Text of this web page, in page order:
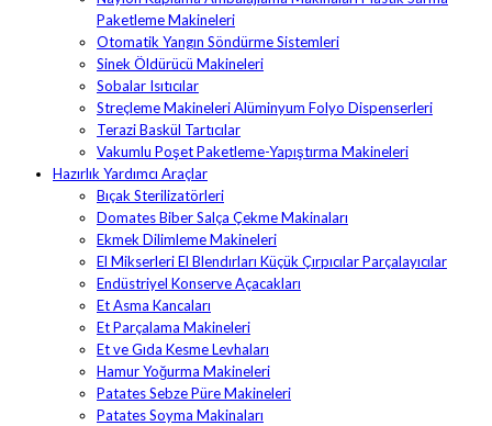
Paketleme Makineleri
Otomatik Yangın Söndürme Sistemleri
Sinek Öldürücü Makineleri
Sobalar Isıtıcılar
Streçleme Makineleri Alüminyum Folyo Dispenserleri
Terazi Baskül Tartıcılar
Vakumlu Poşet Paketleme-Yapıştırma Makineleri
Hazırlık Yardımcı Araçlar
Bıçak Sterilizatörleri
Domates Biber Salça Çekme Makinaları
Ekmek Dilimleme Makineleri
El Mikserleri El Blendırları Küçük Çırpıcılar Parçalayıcılar
Endüstriyel Konserve Açacakları
Et Asma Kancaları
Et Parçalama Makineleri
Et ve Gıda Kesme Levhaları
Hamur Yoğurma Makineleri
Patates Sebze Püre Makineleri
Patates Soyma Makinaları